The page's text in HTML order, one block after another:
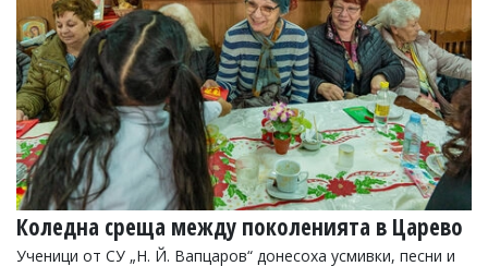
Коледна среща между поколенията в Царево
Ученици от СУ „Н. Й. Вапцаров“ донесоха усмивки, песни и